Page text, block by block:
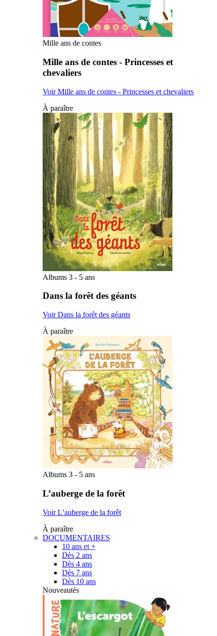
Mille ans de contes
Mille ans de contes - Princesses et
chevaliers
Voir Mille ans de contes - Princesses et chevaliers
À paraître
Albums 3 - 5 ans
Dans la forêt des géants
Voir Dans la forêt des géants
À paraître
Albums 3 - 5 ans
L’auberge de la forêt
Voir L’auberge de la forêt
À paraître
DOCUMENTAIRES
10 ans et +
Dès 2 ans
Dès 4 ans
Dès 7 ans
Dès 10 ans
Nouveautés